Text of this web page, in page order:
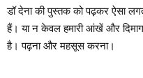
डॉ देना की पुस्तक को पढ़कर ऐसा
हैं। या न केवल हमारी आंखें और दिमाग
है। पढ़ना और महसूस करना।